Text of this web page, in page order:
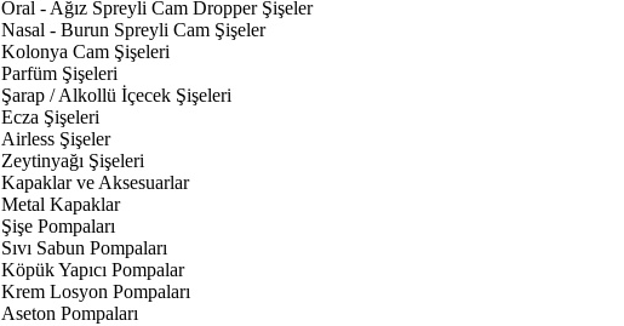
Oral - Ağız Spreyli Cam Dropper Şişeler
Nasal - Burun Spreyli Cam Şişeler
Kolonya Cam Şişeleri
Parfüm Şişeleri
Şarap / Alkollü İçecek Şişeleri
Ecza Şişeleri
Airless Şişeler
Zeytinyağı Şişeleri
Kapaklar ve Aksesuarlar
Metal Kapaklar
Şişe Pompaları
Sıvı Sabun Pompaları
Köpük Yapıcı Pompalar
Krem Losyon Pompaları
Aseton Pompaları